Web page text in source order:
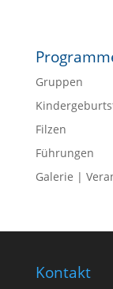
Gruppen
Filzen
Führungen
Galerie |
Kontakt